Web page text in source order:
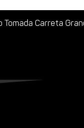
Tomada Carreta